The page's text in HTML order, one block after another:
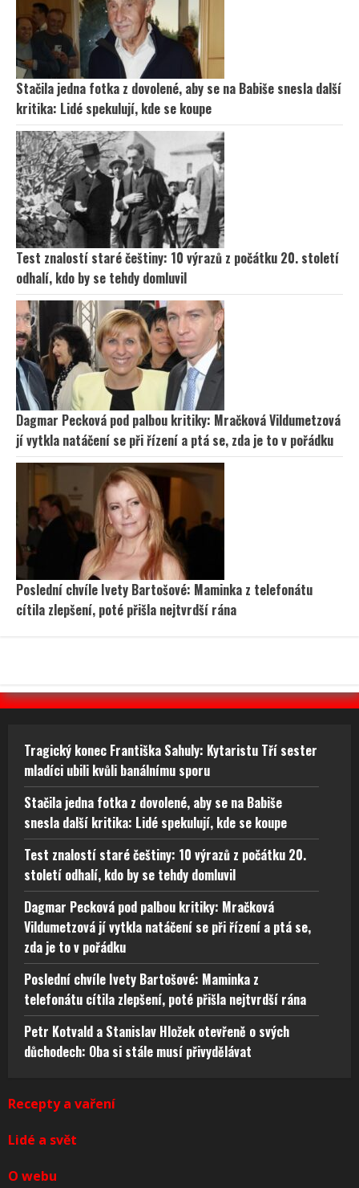
Stačila jedna fotka z dovolené, aby se na Babiše snesla další
kritika: Lidé spekulují, kde se koupe
Test znalostí staré češtiny: 10 výrazů z počátku 20. století
odhalí, kdo by se tehdy domluvil
Dagmar Pecková pod palbou kritiky: Mračková Vildumetzová
jí vytkla natáčení se při řízení a ptá se, zda je to v pořádku
Poslední chvíle Ivety Bartošové: Maminka z telefonátu
cítila zlepšení, poté přišla nejtvrdší rána
Tragický konec Františka Sahuly: Kytaristu Tří sester
mladíci ubili kvůli banálnímu sporu
Stačila jedna fotka z dovolené, aby se na Babiše
snesla další kritika: Lidé spekulují, kde se koupe
Test znalostí staré češtiny: 10 výrazů z počátku 20.
století odhalí, kdo by se tehdy domluvil
Dagmar Pecková pod palbou kritiky: Mračková
Vildumetzová jí vytkla natáčení se při řízení a ptá se,
zda je to v pořádku
Poslední chvíle Ivety Bartošové: Maminka z
telefonátu cítila zlepšení, poté přišla nejtvrdší rána
Petr Kotvald a Stanislav Hložek otevřeně o svých
důchodech: Oba si stále musí přivydělávat
Recepty a vaření
Lidé a svět
O webu